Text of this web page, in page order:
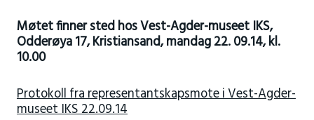
Møtet finner sted hos Vest-Agder-museet IKS,
Odderøya 17, Kristiansand, mandag 22. 09.14, kl.
10.00
Protokoll fra representantskapsmote i Vest-Agder-
museet IKS 22.09.14